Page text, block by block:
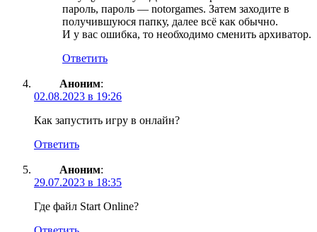
пароль, пароль — notorgames. Затем заходите в
получившуюся папку, далее всё как обычно.
И у вас ошибка, то необходимо сменить архиватор.
Ответить
Аноним:
02.08.2023 в 19:26
Как запустить игру в онлайн?
Ответить
Аноним:
29.07.2023 в 18:35
Где файл Start Online?